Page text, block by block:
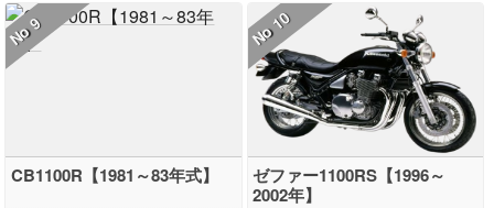
No
9
CB1100R【1981～83年式】
No10
ゼファー1100RS【1996～
2002年】